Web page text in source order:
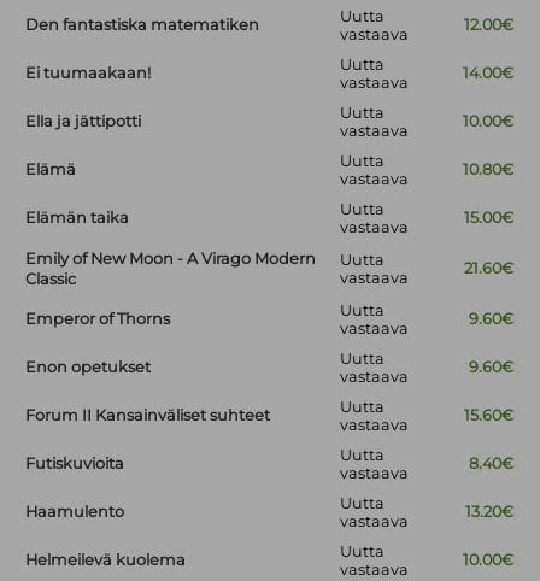
Den fantastiska matematiken
Uutta
vastaava
12.00€
Ei tuumaakaan!
Uutta
vastaava
14.00€
Ella ja jättipotti
Uutta
vastaava
10.00€
Elämä
Uutta
vastaava
10.80€
Elämän taika
Uutta
vastaava
15.00€
Emily of New Moon - A Virago Modern
Classic
Uutta
vastaava
21.60€
Emperor of Thorns
Uutta
vastaava
9.60€
Enon opetukset
Uutta
vastaava
9.60€
Forum II Kansainväliset suhteet
Uutta
vastaava
15.60€
Futiskuvioita
Uutta
vastaava
8.40€
Haamulento
Uutta
vastaava
13.20€
Helmeilevä kuolema
Uutta
vastaava
10.00€